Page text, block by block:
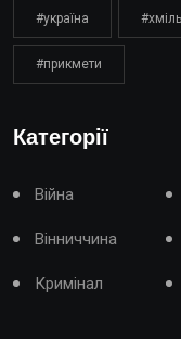
#україна
#прикмети
Категорії
Війна
Вінниччина
Кримінал